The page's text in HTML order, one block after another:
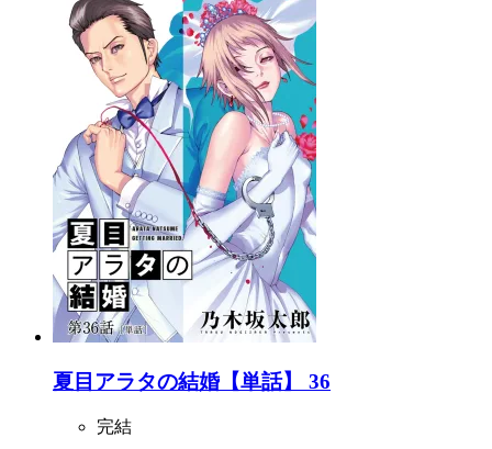
夏目アラタの結婚【単話】 36
完結